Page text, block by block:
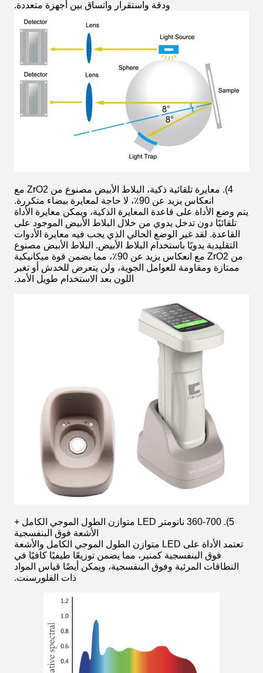
ودقة واستقرار واتساق بين أجهزة متعددة.
4). معايرة تلقائية ذكية، البلاط الأبيض مصنوع من ZrO2 مع
انعكاس يزيد عن 90٪، لا حاجة لمعايرة بيضاء متكررة.
يتم وضع الأداة على قاعدة المعايرة الذكية، ويمكن معايرة الأداة
تلقائيًا دون تدخل يدوي من خلال البلاط الأبيض الموجود على
القاعدة. لقد غير الوضع الحالي الذي يجب فيه معايرة الأدوات
التقليدية يدويًا باستخدام البلاط الأبيض. البلاط الأبيض مصنوع
من ZrO2 مع انعكاس يزيد عن 90٪، مما يضمن قوة ميكانيكية
ممتازة ومقاومة للعوامل الجوية، ولن يتعرض للخدش أو تغير
اللون بعد الاستخدام طويل الأمد.
5). 360-700 نانومتر LED متوازن الطول الموجي الكامل +
الأشعة فوق البنفسجية
تعتمد الأداة على LED متوازن الطول الموجي الكامل والأشعة
فوق البنفسجية كمنير، مما يضمن توزيعًا طيفيًا كافيًا في
النطاقات المرئية وفوق البنفسجية، ويمكن أيضًا قياس المواد
ذات الفلورسنت.